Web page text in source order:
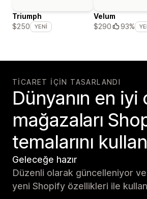
Triumph
$250
YENI
Velum
$290
93%
TICARET IÇIN TASARLANDI
Dünyanın en iyi
mağazaları
temalarını
Geleceğe hazır
Düzenli olarak güncelleniyor
yeni Shopify özellikleri ile